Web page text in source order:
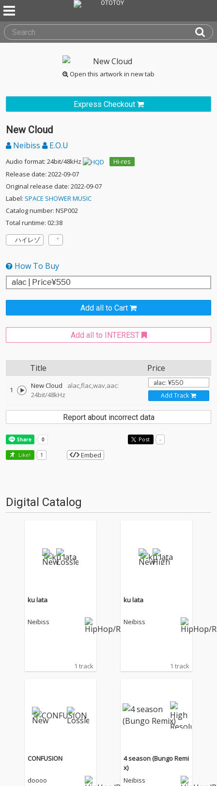
Open this artwork in new tab
Express Checkout
New Cloud
Neibiss E.O.U
Audio format: 24bit/48kHz
Hi-res
Release date: 2022-09-07
Original release date: 2022-09-07
Label: SPACE SHOWER MUSIC
Catalog number: NSP002
Total runtime: 02:38
ハイレゾ
How To Buy
Add all to Cart
Add all to INTEREST
Title Price
1 New Cloud
alac,flac,wav,aac:
24bit/48kHz
Add Track
Report about incorrect data
Post -
Like! 1 Embed
Digital Catalog
ku lata
Neibiss
1 track
ku lata
Neibiss
1 track
CONFUSION
doooo
4 season (Bungo Remi
x)
Neibiss